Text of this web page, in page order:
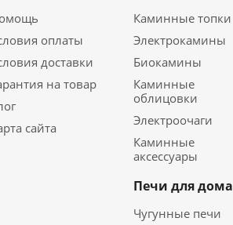
оплаты
доставки
на товар
сайта
Каминные топки
Электрокамины
Биокамины
Каминные
облицовки
Электроочаги
Каминные
аксессуары
Печи для дома
Чугунные печи